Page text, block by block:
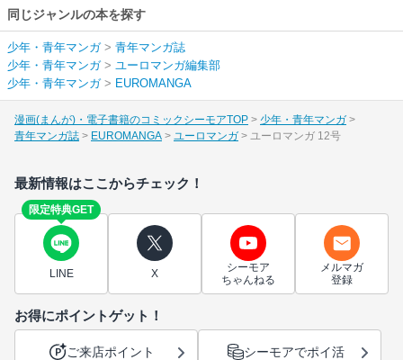
同じジャンルの本を探す
少年・青年マンガ> 青年マンガ誌
少年・青年マンガ> ユーロマンガ編集部
少年・青年マンガ> EUROMANGA
漫画(まんが)・電子書籍のコミックシーモアTOP
少年・青年マンガ
青年マンガ誌
EUROMANGA ユーロマンガ ユーロマンガ 12号
最新情報はここからチェック！
限定特典GET
LINE X
シーモア
ちゃんねる
メルマガ
登録
お得にポイントゲット！
ご来店ポイント シーモアでポイ活